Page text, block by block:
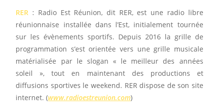
RER : Radio Est Réunion, dit RER, est une radio libre
réunionnaise installée dans l’Est, initialement tournée
sur les évènements sportifs. Depuis 2016 la grille de
programmation s’est orientée vers une grille musicale
matérialisée par le slogan « le meilleur des années
soleil », tout en maintenant des productions et
diffusions sportives le weekend. RER dispose de son site
internet. (www.radioestreunion.com)